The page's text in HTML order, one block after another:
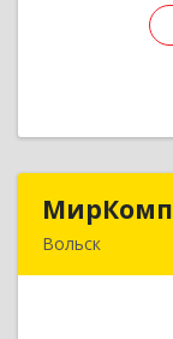
МирКомп
Вольск